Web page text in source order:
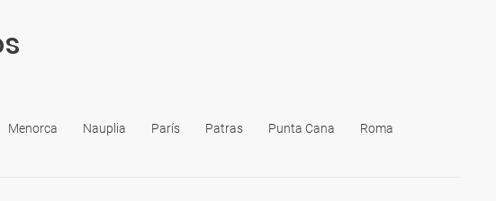
Menorca Nauplia París Patras Punta Cana
Roma